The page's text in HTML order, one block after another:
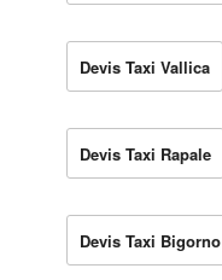
Devis Taxi Vallica
Devis Taxi Rapale
Devis Taxi Bigorno